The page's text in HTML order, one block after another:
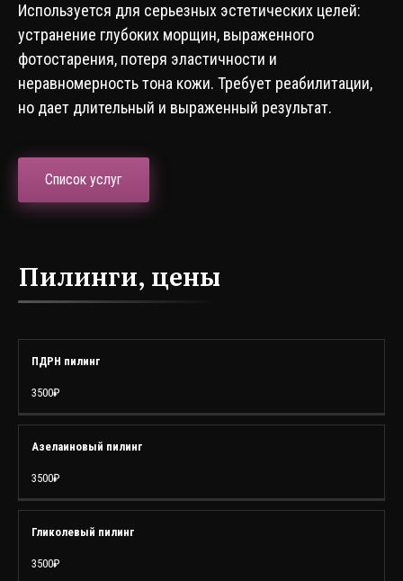
Используется для серьезных эстетических целей:
устранение глубоких морщин, выраженного
фотостарения, потеря эластичности и
неравномерность тона кожи. Требует реабилитации,
но дает длительный и выраженный результат.
Список услуг
Пилинги, цены
УСЛУГА СТОИМОСТЬ
ПДРН пилинг
3500₽
Азелаиновый пилинг
3500₽
Гликолевый пилинг
3500₽